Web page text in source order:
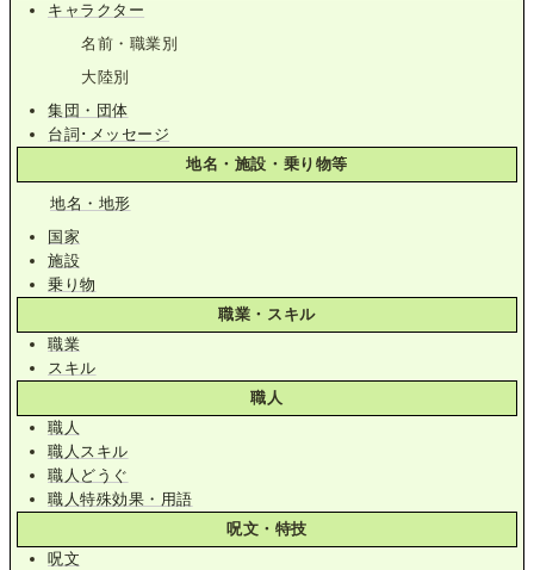
キャラクター
名前・職業別
大陸別
集団・団体
台詞･メッセージ
地名・施設・乗り物等
地名・地形
国家
施設
乗り物
職業・スキル
職業
スキル
職人
職人
職人スキル
職人どうぐ
職人特殊効果・用語
呪文・特技
呪文